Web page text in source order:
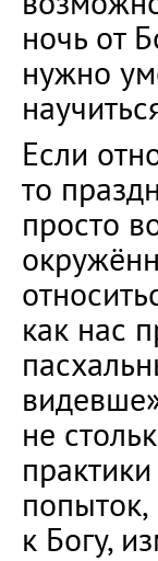
ночь от
нужно
Если
то
просто
как нас
не
к Богу,